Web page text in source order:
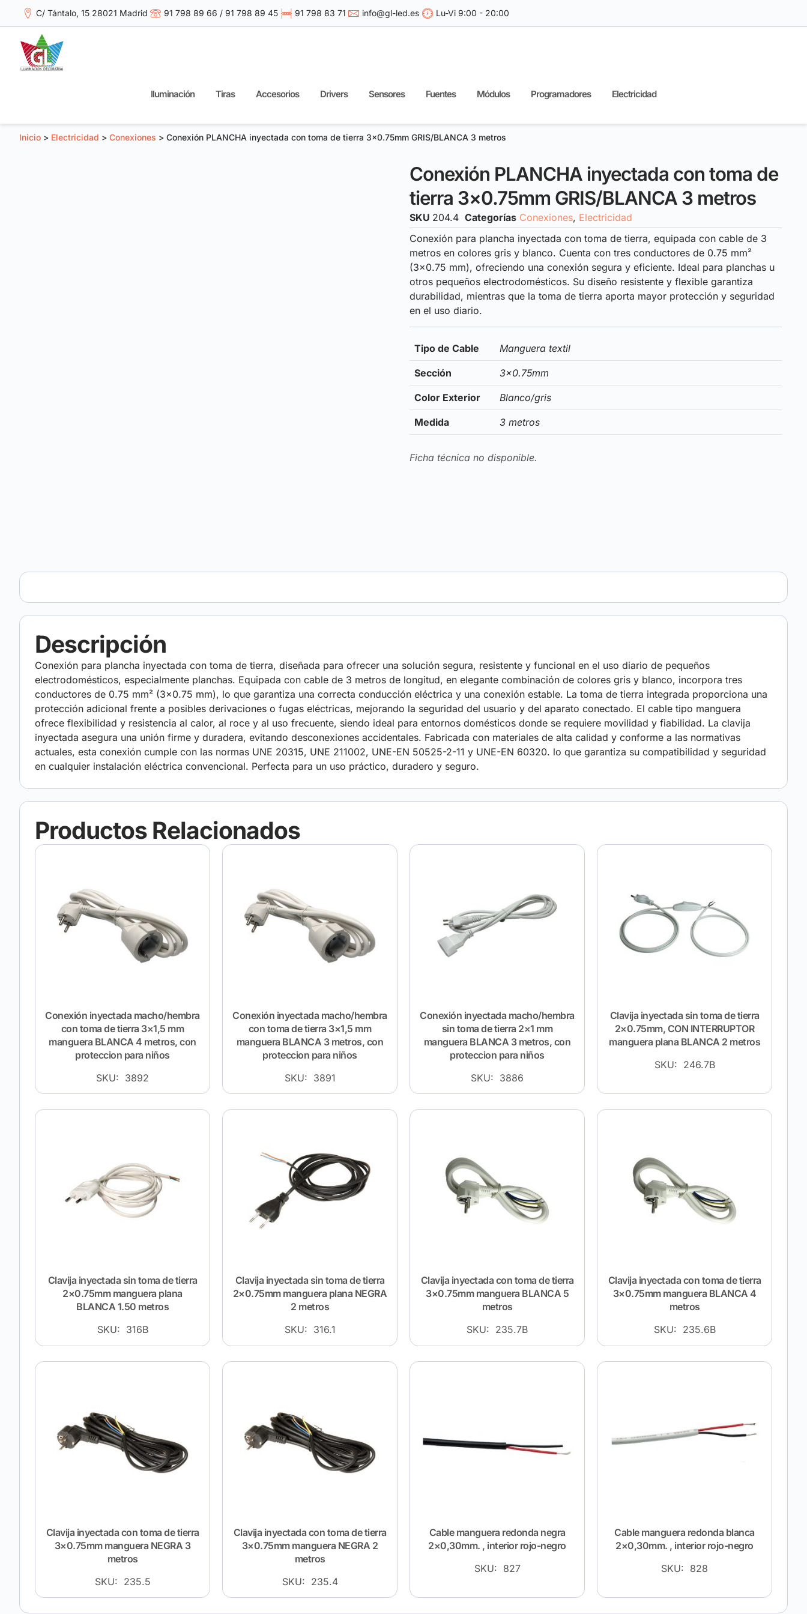
C/ Tántalo, 15 28021 Madrid 91 798 89 66 / 91 798 89 45 91 798 83 71 info@gl-led.es Lu-Vi 9:00 - 20:00
Iluminación Tiras Accesorios Drivers Sensores Fuentes Módulos Programadores Electricidad
Inicio > Electricidad > Conexiones > Conexión PLANCHA inyectada con toma de tierra 3×0.75mm GRIS/BLANCA 3 metros
Conexión PLANCHA inyectada con toma de
tierra 3×0.75mm GRIS/BLANCA 3 metros
SKU 204.4 Categorías Conexiones, Electricidad
Conexión para plancha inyectada con toma de tierra, equipada con cable de 3
metros en colores gris y blanco. Cuenta con tres conductores de 0.75 mm²
(3×0.75 mm), ofreciendo una conexión segura y eficiente. Ideal para planchas u
otros pequeños electrodomésticos. Su diseño resistente y flexible garantiza
durabilidad, mientras que la toma de tierra aporta mayor protección y seguridad
en el uso diario.
Tipo de Cable Manguera textil
Sección 3×0.75mm
Color Exterior Blanco/gris
Medida 3 metros
Ficha técnica no disponible.
Descripción
Conexión para plancha inyectada con toma de tierra, diseñada para ofrecer una solución segura, resistente y funcional en el uso diario de pequeños
electrodomésticos, especialmente planchas. Equipada con cable de 3 metros de longitud, en elegante combinación de colores gris y blanco, incorpora tres
conductores de 0.75 mm² (3×0.75 mm), lo que garantiza una correcta conducción eléctrica y una conexión estable. La toma de tierra integrada proporciona una
protección adicional frente a posibles derivaciones o fugas eléctricas, mejorando la seguridad del usuario y del aparato conectado. El cable tipo manguera
ofrece flexibilidad y resistencia al calor, al roce y al uso frecuente, siendo ideal para entornos domésticos donde se requiere movilidad y fiabilidad. La clavija
inyectada asegura una unión firme y duradera, evitando desconexiones accidentales. Fabricada con materiales de alta calidad y conforme a las normativas
actuales, esta conexión cumple con las normas UNE 20315, UNE 211002, UNE-EN 50525-2-11 y UNE-EN 60320. lo que garantiza su compatibilidad y seguridad
en cualquier instalación eléctrica convencional. Perfecta para un uso práctico, duradero y seguro.
Productos Relacionados
Conexión inyectada macho/hembra
con toma de tierra 3×1,5 mm
manguera BLANCA 4 metros, con
proteccion para niños
SKU: 3892
Conexión inyectada macho/hembra
con toma de tierra 3×1,5 mm
manguera BLANCA 3 metros, con
proteccion para niños
SKU: 3891
Conexión inyectada macho/hembra
sin toma de tierra 2×1 mm
manguera BLANCA 3 metros, con
proteccion para niños
SKU: 3886
Clavija inyectada sin toma de tierra
2×0.75mm, CON INTERRUPTOR
manguera plana BLANCA 2 metros
SKU: 246.7B
Clavija inyectada sin toma de tierra
2×0.75mm manguera plana
BLANCA 1.50 metros
SKU: 316B
Clavija inyectada sin toma de tierra
2×0.75mm manguera plana NEGRA
2 metros
SKU: 316.1
Clavija inyectada con toma de tierra
3×0.75mm manguera BLANCA 5
metros
SKU: 235.7B
Clavija inyectada con toma de tierra
3×0.75mm manguera BLANCA 4
metros
SKU: 235.6B
Clavija inyectada con toma de tierra
3×0.75mm manguera NEGRA 3
metros
SKU: 235.5
Clavija inyectada con toma de tierra
3×0.75mm manguera NEGRA 2
metros
SKU: 235.4
Cable manguera redonda negra
2×0,30mm. , interior rojo-negro
SKU: 827
Cable manguera redonda blanca
2×0,30mm. , interior rojo-negro
SKU: 828